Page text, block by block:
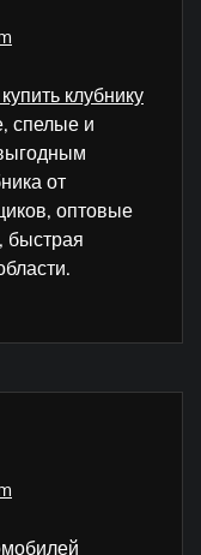
купить клубнику
спелые и
от
оптовые
быстрая